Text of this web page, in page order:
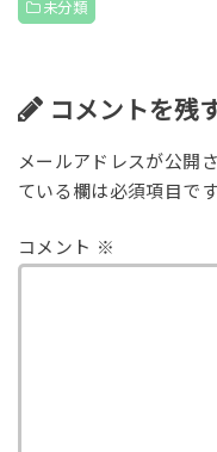
未分類
コメントを残
メールアドレスが公開
ている欄は必須項目で
コメント ※